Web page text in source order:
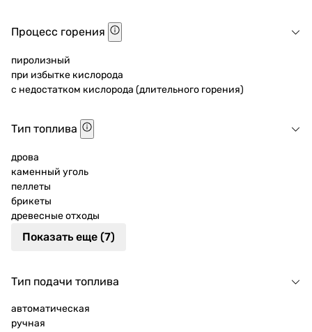
Процесс горения
пиролизный
при избытке кислорода
с недостатком кислорода (длительного горения)
Тип топлива
дрова
каменный уголь
пеллеты
брикеты
древесные отходы
Показать еще (7)
Тип подачи топлива
автоматическая
ручная